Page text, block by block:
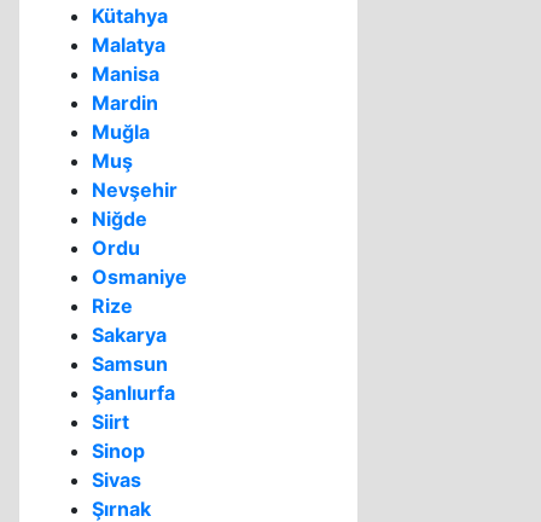
Kütahya
Malatya
Manisa
Mardin
Muğla
Muş
Nevşehir
Niğde
Ordu
Osmaniye
Rize
Sakarya
Samsun
Şanlıurfa
Siirt
Sinop
Sivas
Şırnak